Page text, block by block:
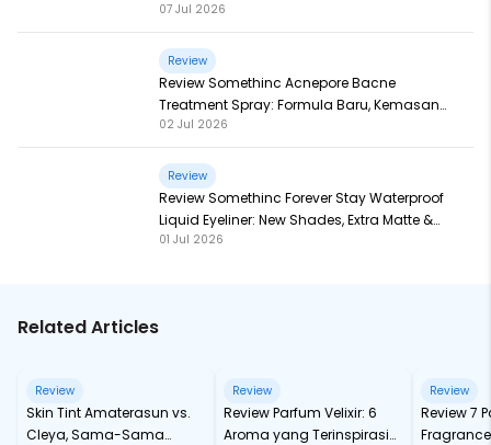
07 Jul 2026
Review
Review Somethinc Acnepore Bacne
Treatment Spray: Formula Baru, Kemasan
Baru, Makin Ampuh!
02 Jul 2026
Review
Review Somethinc Forever Stay Waterproof
Liquid Eyeliner: New Shades, Extra Matte &
Super Pigmented!
01 Jul 2026
Related Articles
Review
Skin Tint Amaterasun vs.
Cleya, Sama-Sama
Review
Review Parfum Velixir: 6
Aroma yang Terinspirasi
Review
Review 7